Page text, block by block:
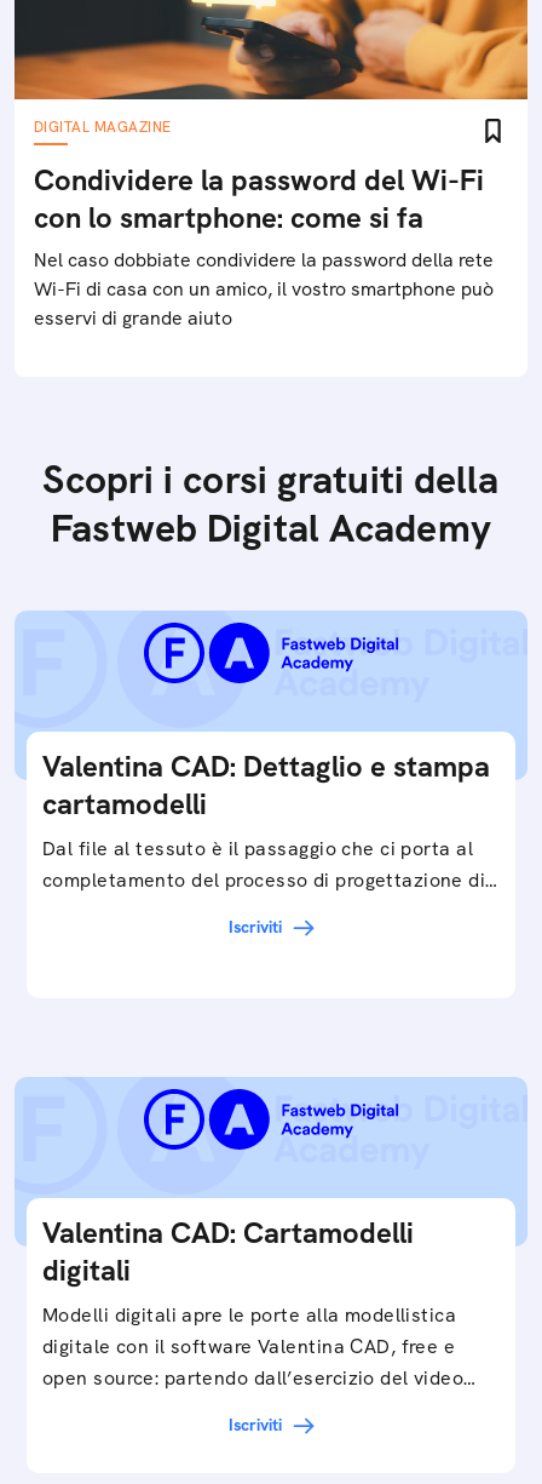
DIGITAL MAGAZINE
Condividere la password del Wi-Fi
con lo smartphone: come si fa
Nel caso dobbiate condividere la password della rete
Wi-Fi di casa con un amico, il vostro smartphone può
esservi di grande aiuto
Scopri i corsi gratuiti della
Fastweb Digital Academy
Valentina CAD: Dettaglio e stampa
cartamodelli
Dal file al tessuto è il passaggio che ci porta al
completamento del processo di progettazione di
Iscriviti
Valentina CAD: Cartamodelli
digitali
Modelli digitali apre le porte alla modellistica
digitale con il software Valentina CAD, free e
open source: partendo dall’esercizio del video…
Iscriviti